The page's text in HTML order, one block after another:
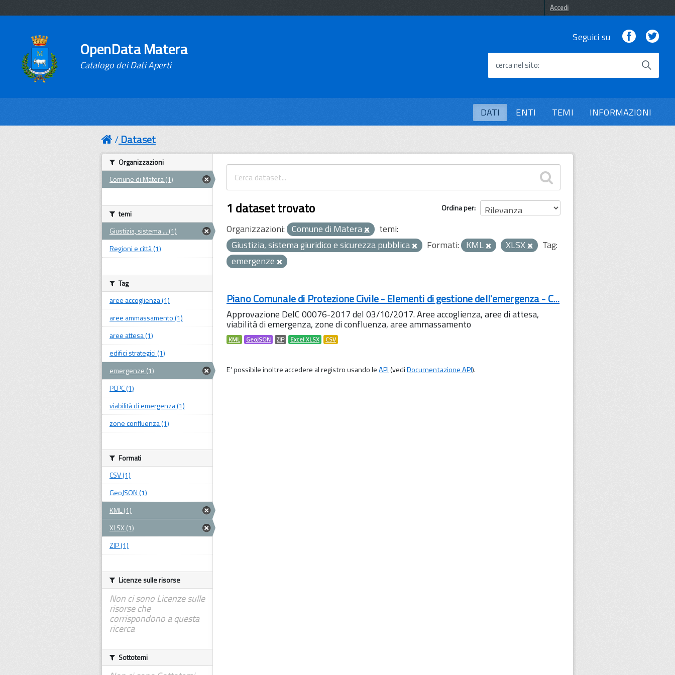
Accedi
OpenData Matera
Catalogo dei Dati Aperti
Seguici su Facebook
cerca nel sito
DATI ENTI TEMI INFORMAZIONI
Dataset
Ordina per
1 dataset trovato
Organizzazioni: Comune di Matera
temi:
Giustizia, sistema giuridico e sicurezza pubblica
Formati: KML XLSX
Tag:
emergenze
Piano Comunale di Protezione Civile - Elementi di gestione dell'emergenza - C...
Approvazione DelC 00076-2017 del 03/10/2017. Aree accoglienza, aree di attesa,
viabilità di emergenza, zone di confluenza, aree ammassamento
KML GeoJSON ZIP Excel XLSX CSV
E' possibile inoltre accedere al registro usando leAPI(vediDocumentazione API).
Organizzazioni
Comune di Matera (1)
temi
Giustizia, sistema ... (1)
Regioni e città (1)
Tag
aree accoglienza (1)
aree ammassamento (1)
aree attesa (1)
edifici strategici (1)
emergenze (1)
PCPC (1)
viabilità di emergenza (1)
zone confluenza (1)
Formati
CSV (1)
GeoJSON (1)
KML (1)
XLSX (1)
ZIP (1)
Licenze sulle risorse
Non ci sono Licenze sulle
risorse che
corrispondono a questa
ricerca
Sottotemi